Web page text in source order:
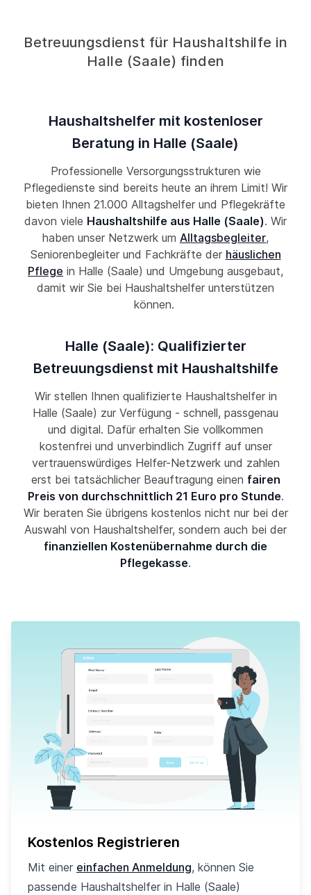
Betreuungsdienst für Haushaltshilfe in
Halle (Saale) finden
Haushaltshelfer mit kostenloser
Beratung in Halle (Saale)
Professionelle Versorgungsstrukturen wie
Pflegedienste sind bereits heute an ihrem Limit! Wir
bieten Ihnen 21.000 Alltagshelfer und Pflegekräfte
davon viele Haushaltshilfe aus Halle (Saale). Wir
haben unser Netzwerk um Alltagsbegleiter,
Seniorenbegleiter und Fachkräfte der häuslichen
Pflege in Halle (Saale) und Umgebung ausgebaut,
damit wir Sie bei Haushaltshelfer unterstützen
können.
Halle (Saale): Qualifizierter
Betreuungsdienst mit Haushaltshilfe
Wir stellen Ihnen qualifizierte Haushaltshelfer in
Halle (Saale) zur Verfügung - schnell, passgenau
und digital. Dafür erhalten Sie vollkommen
kostenfrei und unverbindlich Zugriff auf unser
vertrauenswürdiges Helfer-Netzwerk und zahlen
erst bei tatsächlicher Beauftragung einen fairen
Preis von durchschnittlich 21 Euro pro Stunde.
Wir beraten Sie übrigens kostenlos nicht nur bei der
Auswahl von Haushaltshelfer, sondern auch bei der
finanziellen Kostenübernahme durch die
Pflegekasse.
Kostenlos Registrieren
Mit einer einfachen Anmeldung, können Sie
passende Haushaltshelfer in Halle (Saale)